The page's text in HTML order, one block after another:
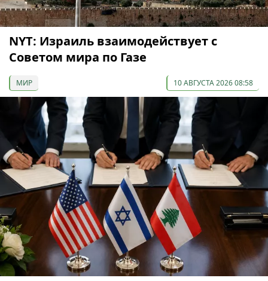
NYT: Израиль взаимодействует с
Советом мира по Газе
МИР 10 АВГУСТА 2026 08:58